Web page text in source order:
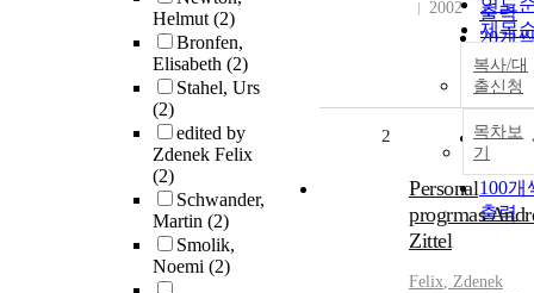
Helmut(2)
Bronfen,
Elisabeth (2)
Stahel, Urs
(2)
edited by
Zdenek Felix
(2)
Schwander,
Martin (2)
Smolik,
Noemi (2)
연도
제목
저자
발행
관순
출력
20개
출력
30개
출력
50개
출력
100개
출력
2002
복사/대
출신청
목차보
기
2
Personal
progrmas
Zittel
Felix, Zdenek